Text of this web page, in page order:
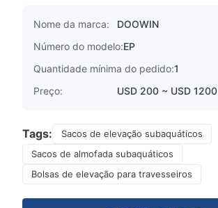
Nome da marca:
DOOWIN
Número do modelo:EP
Quantidade mínima do pedido:1
Preço:
USD 200 ~ USD 1200
Tags:
Sacos de elevação subaquáticos
Sacos de almofada subaquáticos
Bolsas de elevação para travesseiros